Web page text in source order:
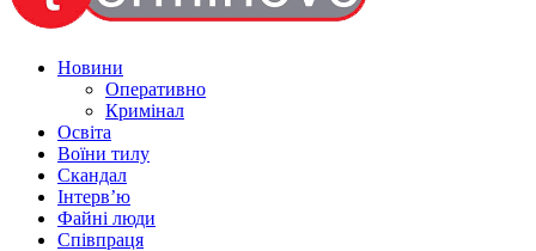
Новини
Оперативно
Кримінал
Освіта
Воїни тилу
Скандал
Інтерв’ю
Файні люди
Співпраця